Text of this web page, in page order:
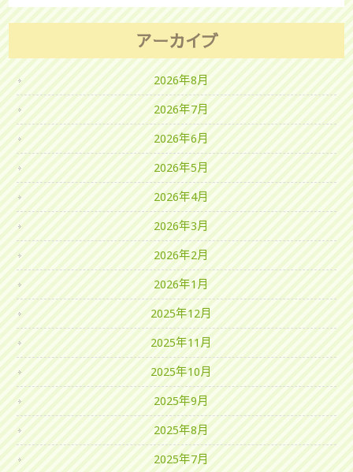
アーカイブ
2026年8月
2026年7月
2026年6月
2026年5月
2026年4月
2026年3月
2026年2月
2026年1月
2025年12月
2025年11月
2025年10月
2025年9月
2025年8月
2025年7月